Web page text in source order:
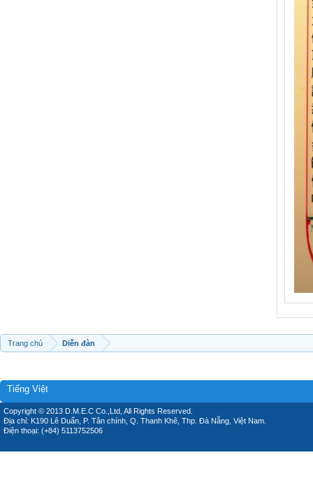
Trang chủ Diễn đàn
Tiếng Việt
Copyright © 2013 D.M.E.C Co.,Ltd, All Rights Reserved.
Địa chỉ: K190 Lê Duẩn, P. Tân chính, Q. Thanh Khê, Thp. Đà Nẵng, Việt Nam.
Điện thoại: (+84) 5113752506